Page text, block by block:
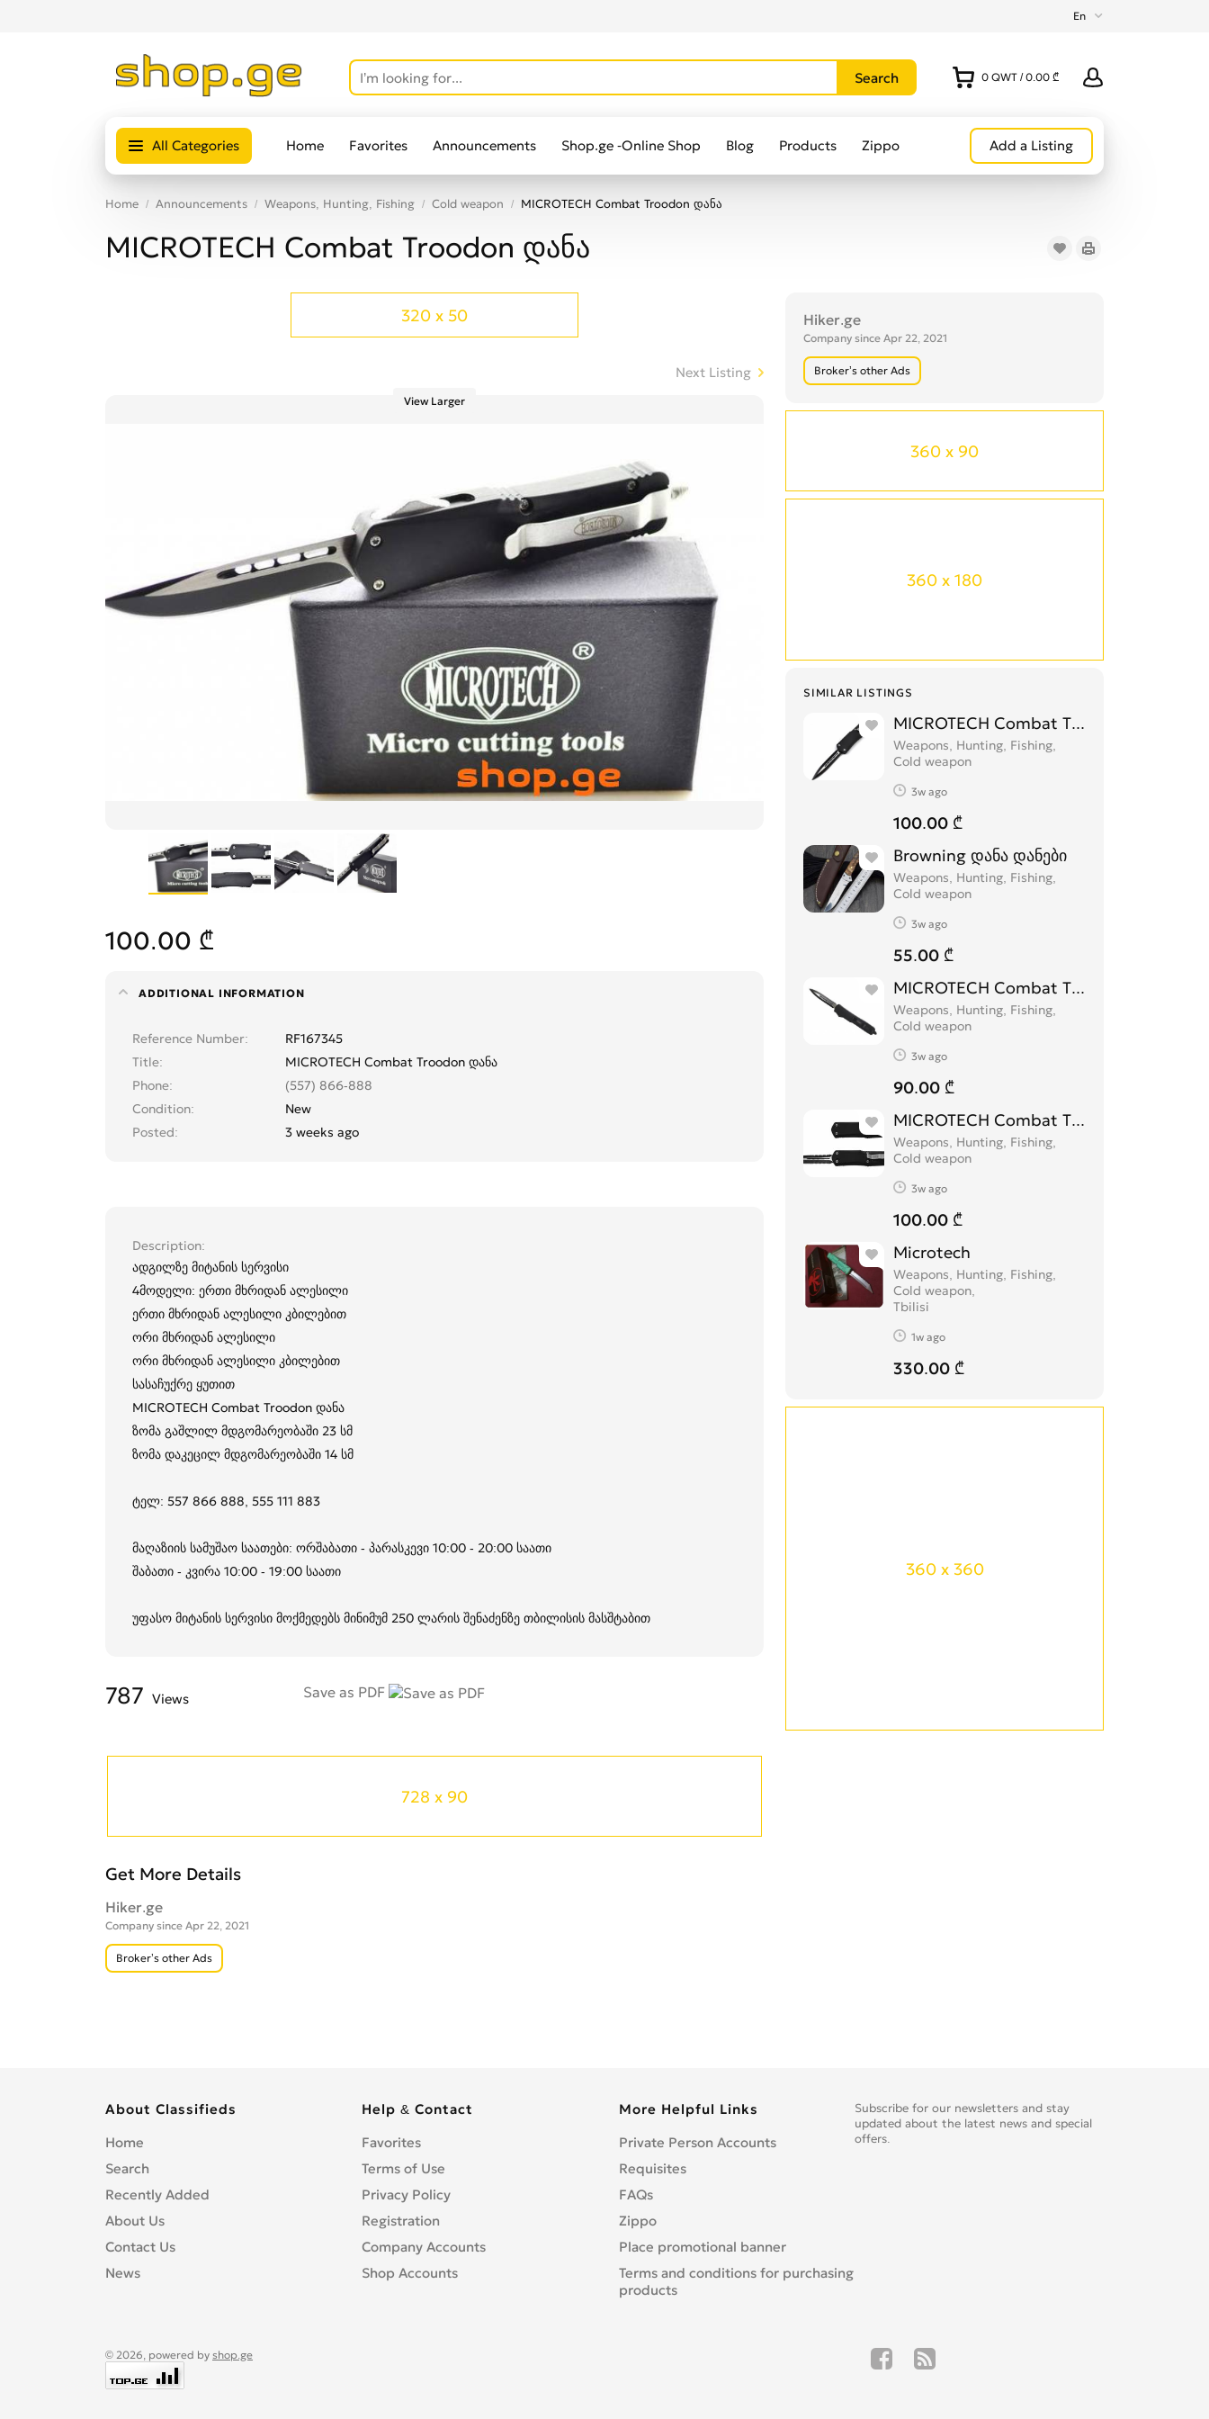
En
0 QWT / 0.00 ₾
All Categories Home Favorites Announcements Shop.ge -Online Shop Blog Products Zippo Add a Listing
Home Announcements Weapons, Hunting, Fishing Cold weapon MICROTECH Combat Troodon დანა
MICROTECH Combat Troodon დანა
Hiker.ge
Company since Apr 22, 2021
Broker’s other Ads
360 x 90
360 x 180
SIMILAR LISTINGS
MICROTECH Combat Troodon დანა
Weapons, Hunting, Fishing,
Cold weapon
3w ago
100.00 ₾
Browning დანა დანები
Weapons, Hunting, Fishing,
Cold weapon
3w ago
55.00 ₾
MICROTECH Combat Troodon
Weapons, Hunting, Fishing,
Cold weapon
3w ago
90.00 ₾
MICROTECH Combat Troodon დანა
Weapons, Hunting, Fishing,
Cold weapon
3w ago
100.00 ₾
Microtech
Weapons, Hunting, Fishing,
Cold weapon
Tbilisi
1w ago
330.00 ₾
360 x 360
320 x 50
Next Listing
View Larger
100.00 ₾
ADDITIONAL INFORMATION
Reference Number
RF167345
Title
MICROTECH Combat Troodon დანა
Phone
(557) 866-888
Condition
New
Posted
3 weeks ago
Description
ადგილზე მიტანის სერვისი
4მოდელი: ერთი მხრიდან ალესილი
ერთი მხრიდან ალესილი კბილებით
ორი მხრიდან ალესილი
ორი მხრიდან ალესილი კბილებით
სასაჩუქრე ყუთით
MICROTECH Combat Troodon დანა
ზომა გაშლილ მდგომარეობაში 23 სმ
ზომა დაკეცილ მდგომარეობაში 14 სმ
ტელ: 557 866 888, 555 111 883
მაღაზიის სამუშაო საათები: ორშაბათი - პარასკევი 10:00 - 20:00 საათი
შაბათი - კვირა 10:00 - 19:00 საათი
უფასო მიტანის სერვისი მოქმედებს მინიმუმ 250 ლარის შენაძენზე თბილისის მასშტაბით
Save as PDF
787 Views
728 x 90
Get More Details
Hiker.ge
Company since Apr 22, 2021
Broker’s other Ads
Subscribe for our newsletters and stay
updated about the latest news and special
offers.
About Classifieds
Home
Search
Recently Added
About Us
Contact Us
News
Help & Contact
Favorites
Terms of Use
Privacy Policy
Registration
Company Accounts
Shop Accounts
More Helpful Links
Private Person Accounts
Requisites
FAQs
Zippo
Place promotional banner
Terms and conditions for purchasing
products
© 2026, powered by shop.ge